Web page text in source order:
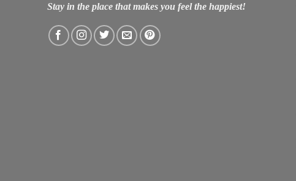
Stay in the place that makes you feel the happiest!